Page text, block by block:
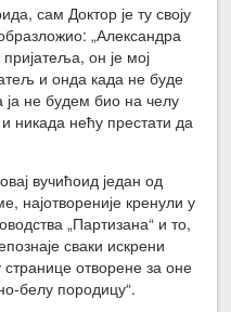
сам Доктор је ту своју
„Александра
он је мој
и онда када не буде
не будем био на челу
никада нећу престати да
вучићоид један од
најотвореније кренули у
„Партизана“ и то,
сваки искрени
отворене за оне
белу породицу“.